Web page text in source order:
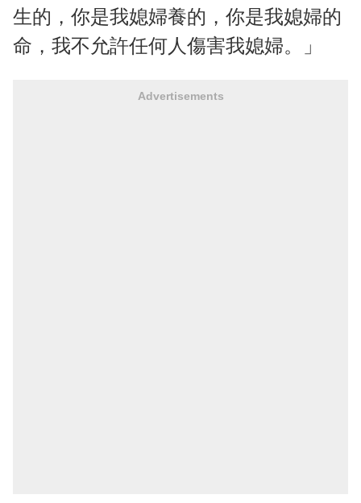
生的，你是我媳婦養的，你是我媳婦的
命，我不允許任何人傷害我媳婦。」
Advertisements